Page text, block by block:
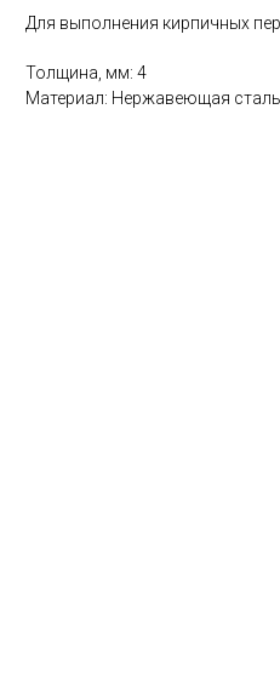
Для выполнения кирпичных
Толщина, мм: 4
Материал: Нержавеющая сталь